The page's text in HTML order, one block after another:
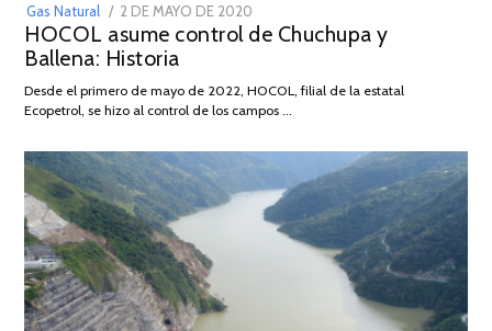
Gas Natural
POSTED
ON
2 DE MAYO DE 2020
DE
2026
HOCOL asume control de Chuchupa y
Ballena: Historia
Desde el primero de mayo de 2022, HOCOL, filial de la estatal
Ecopetrol, se hizo al control de los campos …